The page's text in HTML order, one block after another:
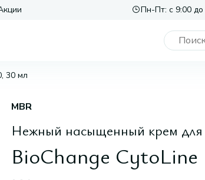
Пн-Пт: с 9:00
30 мл
MBR
Нежный насыщенный крем для
BioChange